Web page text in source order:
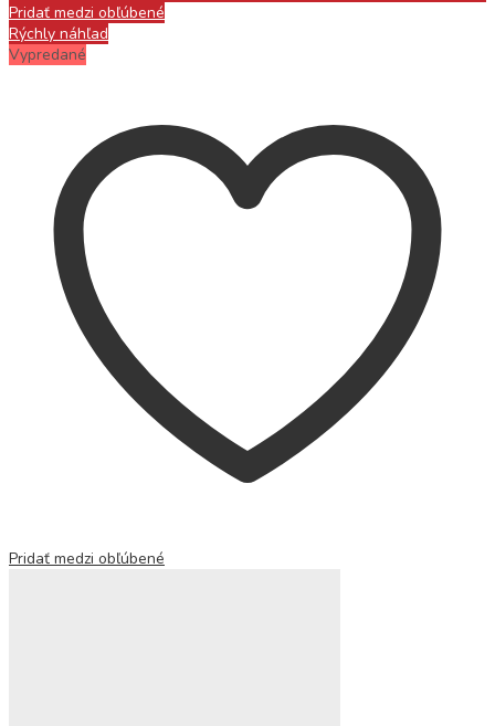
Pridať medzi obľúbené
Rýchly náhľad
Vypredané
Pridať medzi obľúbené